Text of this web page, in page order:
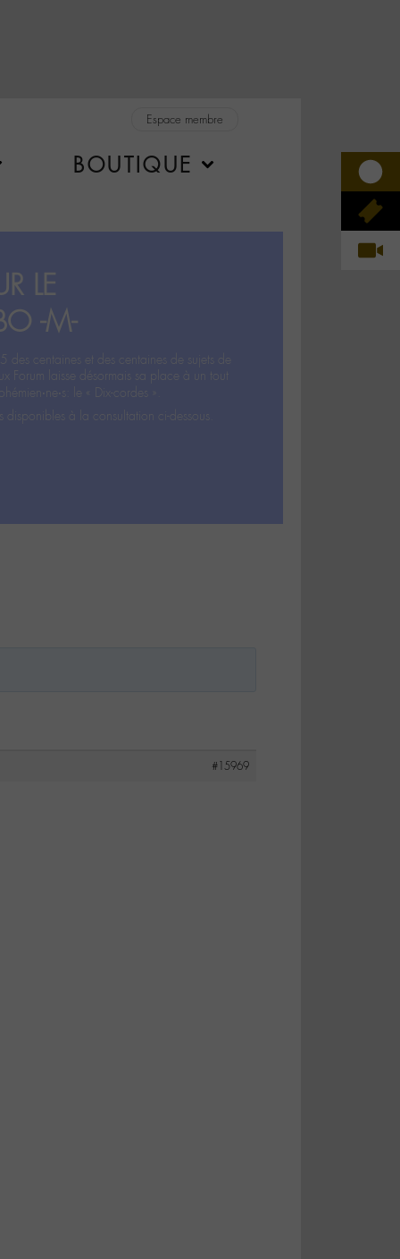
Espace membre
BOUTIQUE
LE
-M-
centaines et des centaines de sujets de
Forum laisse désormais sa place à un tout
le « Dix-cordes ».
disponibles à la consultation ci-dessous.
#15969